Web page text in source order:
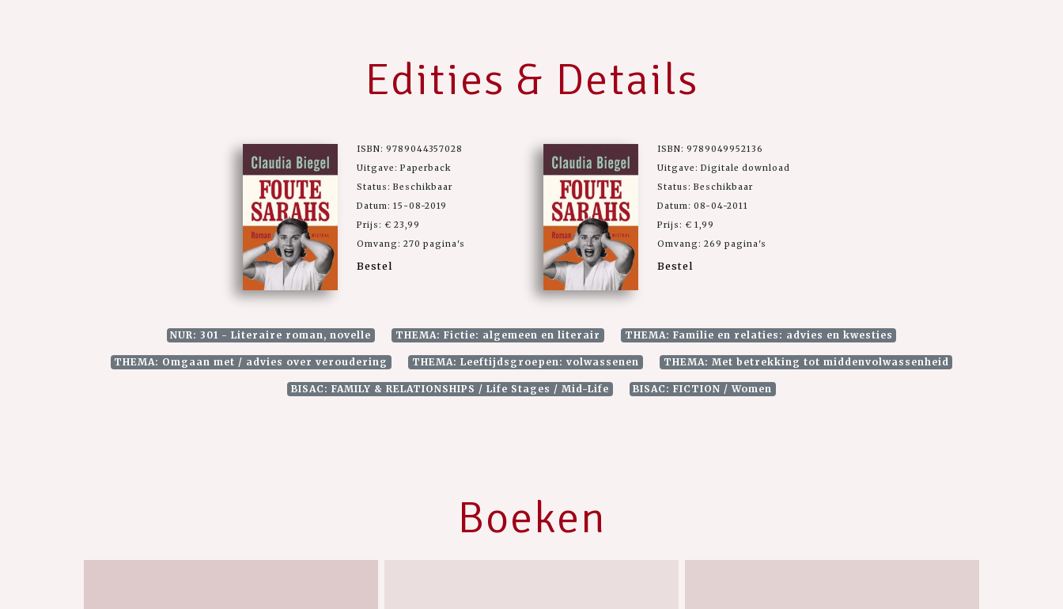
Edities & Details
ISBN: 9789044357028
Uitgave: Paperback
Status: Beschikbaar
Datum: 15-08-2019
Prijs: € 23,99
Omvang: 270 pagina's
Bestel
ISBN: 9789049952136
Uitgave: Digitale download
Status: Beschikbaar
Datum: 08-04-2011
Prijs: € 1,99
Omvang: 269 pagina's
Bestel
NUR: 301 - Literaire roman, novelle THEMA: Fictie: algemeen en literair THEMA: Familie en relaties: advies en kwesties
THEMA: Omgaan met / advies over veroudering THEMA: Leeftijdsgroepen: volwassenen THEMA: Met betrekking tot middenvolwassenheid
BISAC: FAMILY & RELATIONSHIPS / Life Stages / Mid-Life BISAC: FICTION / Women
Boeken